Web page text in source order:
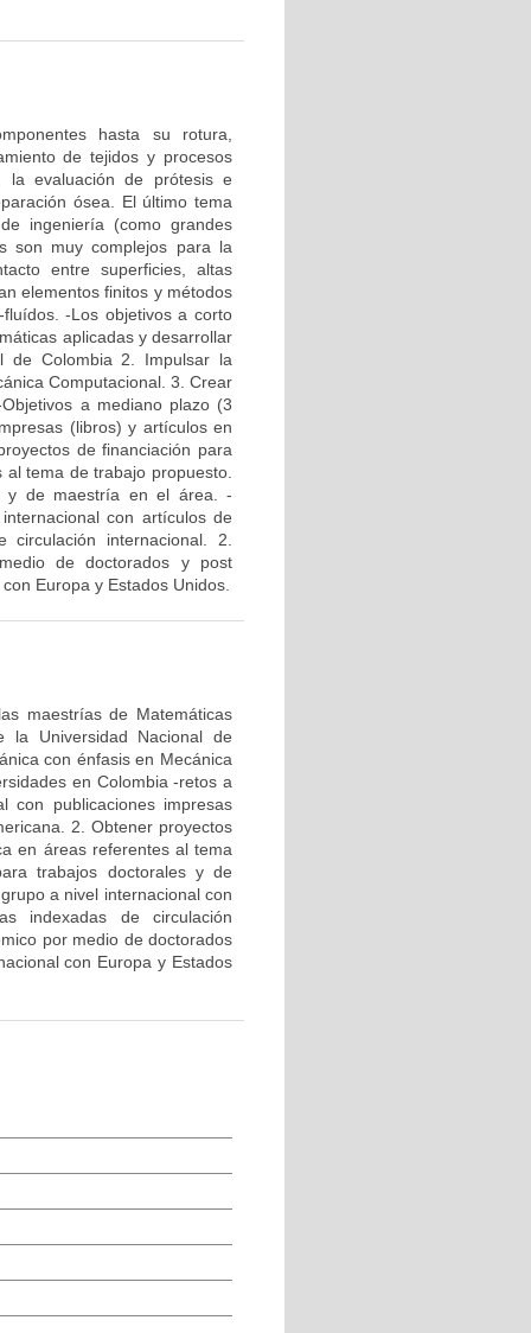
hasta su rotura,
de tejidos y procesos
la evaluación de prótesis e
ósea. El último tema
ingeniería (como grandes
son muy complejos para la
entre superficies, altas
elementos finitos y métodos
-Los objetivos a corto
aplicadas y desarrollar
de Colombia 2. Impulsar la
Computacional. 3. Crear
a mediano plazo (3
(libros) y artículos en
de financiación para
tema de trabajo propuesto.
y de maestría en el área. -
con artículos de
internacional. 2.
de doctorados y post
Europa y Estados Unidos.
maestrías de Matemáticas
la Universidad Nacional de
con énfasis en Mecánica
en Colombia -retos a
con publicaciones impresas
2. Obtener proyectos
en áreas referentes al tema
trabajos doctorales y de
a nivel internacional con
indexadas de circulación
por medio de doctorados
con Europa y Estados